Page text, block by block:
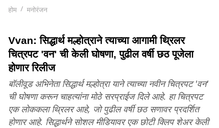
होम मनोरंजन
Vvan: सिद्धार्थ मल्होत्राने त्याच्या आगामी थ्रिलर
चित्रपट 'वन' ची केली घोषणा, पुढील वर्षी छठ पूजेला
होणार रिलीज
बॉलीवूड अभिनेता सिद्धार्थ मल्होत्रा ​​याने त्याच्या नवीन चित्रपट 'वन'
ची घोषणा करून चाहत्यांना मोठे सरप्राईज दिले आहे. हा चित्रपट
एक लोककला थ्रिलर आहे, जो पुढील वर्षी छठ सणावर प्रदर्शित
होणार आहे. सिद्धार्थने सोशल मीडियावर एक छोटी क्लिप शेअर केली